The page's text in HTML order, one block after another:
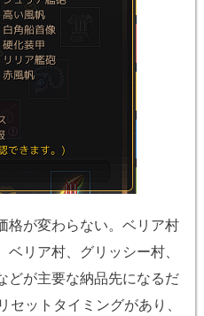
格が変わらない。ベリア村
リア村、グリッシー村、
どが主要な納品先になるだ
ットタイミングがあり、